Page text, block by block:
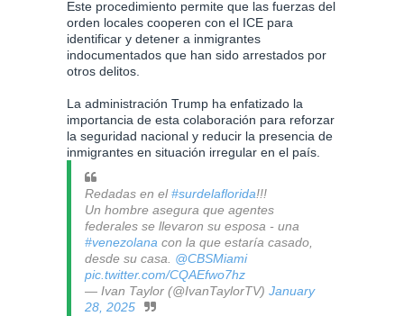
Este procedimiento permite que las fuerzas del
orden locales cooperen con el ICE para
identificar y detener a inmigrantes
indocumentados que han sido arrestados por
otros delitos.
La administración Trump ha enfatizado la
importancia de esta colaboración para reforzar
la seguridad nacional y reducir la presencia de
inmigrantes en situación irregular en el país.
Redadas en el#surdelaflorida!!!
Un hombre asegura que agentes
federales se llevaron su esposa - una
#venezolana con la que estaría casado,
desde su casa. @CBSMiami
pic.twitter.com/CQAEfwo7hz
— Ivan Taylor (@IvanTaylorTV) January
28, 2025